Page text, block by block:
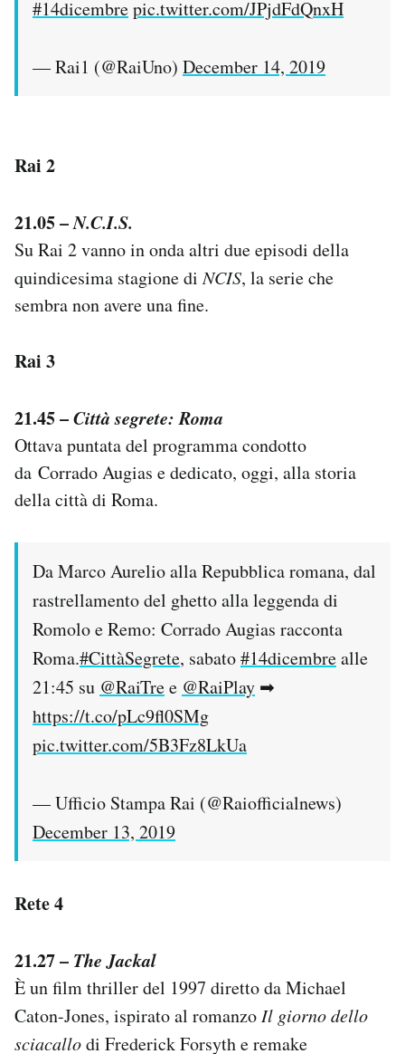
#14dicembrepic.twitter.com/JPjdFdQnxH
— Rai1 (@RaiUno) December 14, 2019
Rai 2
21.05 –N.C.I.S.
Su Rai 2 vanno in onda altri due episodi della
quindicesima stagione diNCIS, la serie che
sembra non avere una fine.
Rai 3
21.45 –Città segrete: Roma
Ottava puntata del programma condotto
da Corrado Augias e dedicato, oggi, alla storia
della città di Roma.
Da Marco Aurelio alla Repubblica romana, dal
rastrellamento del ghetto alla leggenda di
Romolo e Remo: Corrado Augias racconta
Roma.#CittàSegrete, sabato#14dicembrealle
21:45 su @RaiTree @RaiPlay ➡
https://t.co/pLc9fl0SMg
pic.twitter.com/5B3Fz8LkUa
— Ufficio Stampa Rai (@Raiofficialnews)
December 13, 2019
Rete 4
21.27 – The Jackal
È un film thriller del 1997 diretto da Michael
Caton-Jones, ispirato al romanzoIl giorno dello
sciacallodi Frederick Forsyth e remake